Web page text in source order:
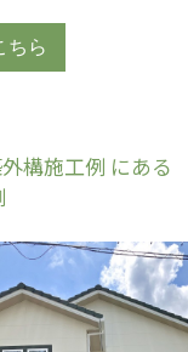
ちら
構施工例 にある